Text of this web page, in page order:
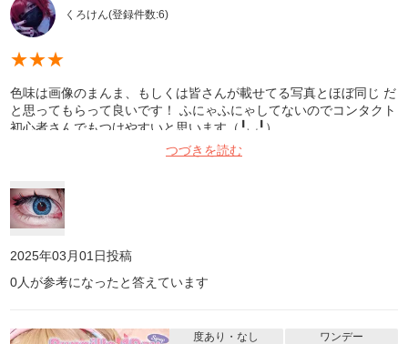
くろけん(登録件数:6)
★★★
色味は画像のまんま、もしくは皆さんが載せてる写真とほぼ同じ だ
と思ってもらって良いです！ ふにゃふにゃしてないのでコンタクト
初心者さんでもつけやすいと思います（╹◡╹）
つづきを読む
2025年03月01日投稿
0人が参考になったと答えています
度あり・なし
ワンデー